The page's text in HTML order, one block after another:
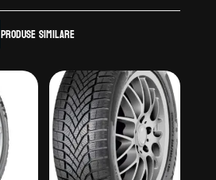
Produse similare